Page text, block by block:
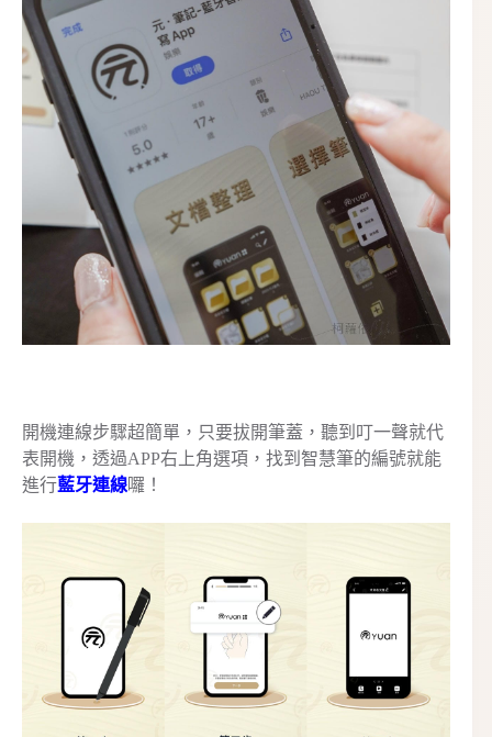
開機連線步驟超簡單，只要拔開筆蓋，聽到叮一聲就代
表開機，透過APP右上角選項，找到智慧筆的編號就能
進行藍牙連線囉！